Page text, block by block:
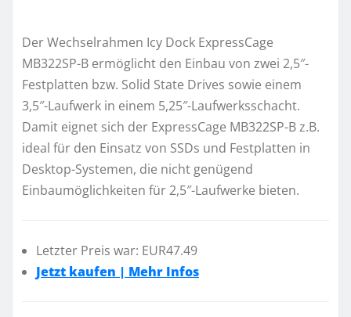
Der Wechselrahmen Icy Dock ExpressCage
MB322SP-B ermöglicht den Einbau von zwei 2,5″-
Festplatten bzw. Solid State Drives sowie einem
3,5″-Laufwerk in einem 5,25″-Laufwerksschacht.
Damit eignet sich der ExpressCage MB322SP-B z.B.
ideal für den Einsatz von SSDs und Festplatten in
Desktop-Systemen, die nicht genügend
Einbaumöglichkeiten für 2,5″-Laufwerke bieten.
Letzter Preis war: EUR47.49
Jetzt kaufen | Mehr Infos